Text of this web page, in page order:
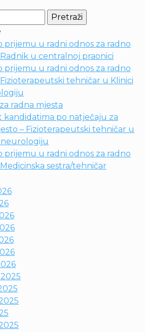
prijemu u radni odnos za radno
u centralnoj praonici
prijemu u radni odnos za radno
tehničar u Klinici
radna mjesta
kandidatima po natječaju za
– Fizioterapeutski tehničar u
neurologiju
prijemu u radni odnos za radno
sestra/tehničar